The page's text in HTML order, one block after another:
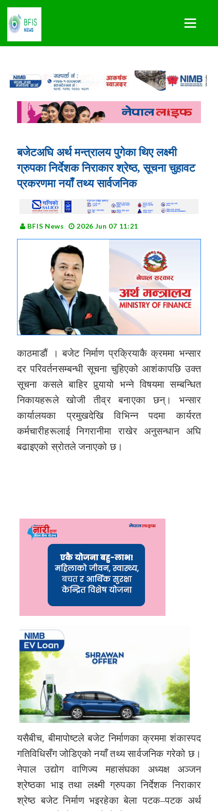
बजेटअघि अर्थ मन्त्रालय पुगेका थिए लक्ष्मी
ग्रुपका निर्देशक निराकार श्रेष्ठ, सूचना चुहावट
प्रकरणमा नयाँ तथ्य सार्वजनिक
BFIS News 2026 Jun 07 11:21
काठमाडौं । बजेट निर्माण प्रक्रियाकै क्रममा भन्सार
दर परिवर्तनसम्बन्धी सूचना चुहिएको आशंकापछि उक्त
सूचना कसले बाहिर पुर्‍यायो भन्ने विषयमा सम्बन्धित
निकायहरूले खोजी तीव्र बनाएका छन्। भन्सार
कार्यालयका प्रमुखदेखि विभिन्न पदमा कार्यरत
कर्मचारीहरूलाई निगरानीमा राखेर अनुसन्धान अघि
बढाइएको स्रोतले जनाएको छ।
यसैबीच, बीमापोष्टले बजेट निर्माणका क्रममा शंकास्पद
गतिविधिसँग जोडिएको नयाँ तथ्य सार्वजनिक गरेको छ।
नेपाल उद्योग वाणिज्य महासंघका अध्यक्ष अञ्जन
श्रेष्ठका भाइ तथा लक्ष्मी ग्रुपका निर्देशक निराकार
श्रेष्ठ बजेट निर्माण भइरहेका बेला पटक–पटक अर्थ